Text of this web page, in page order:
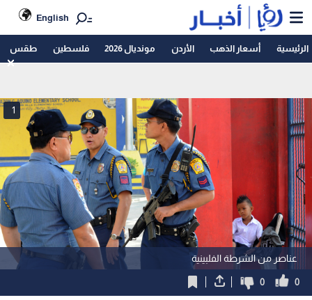
English
الرئيسية أسعار الذهب الأردن مونديال 2026 فلسطين طقس
عناصر من الشرطة الفلبينية
1
0
0